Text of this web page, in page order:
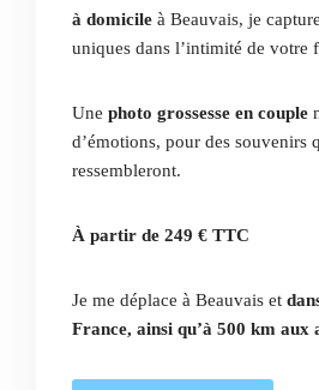
à domicile à Beauvais, je
uniques dans l’intimité de votre
Une photo grossesse en couple
d’émotions, pour des souvenirs
ressembleront.
À partir de 249 € TTC
Je me déplace à Beauvais et
France, ainsi qu’à 500 km aux